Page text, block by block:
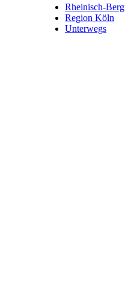
Rheinisch-
Region Köln
Unterwegs